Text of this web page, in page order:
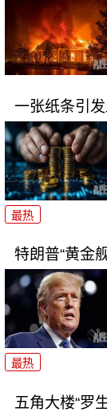
一张纸条引发
最热
特朗普“黄金
最热
五角大楼“罗